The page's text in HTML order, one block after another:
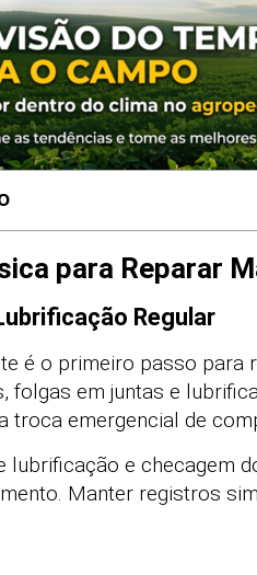
para Reparar
Regular
é o primeiro passo para
folgas em juntas e
troca emergencial de
lubrificação e checagem
Manter registros